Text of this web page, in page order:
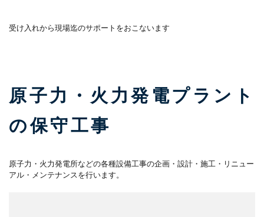
受け入れから現場迄のサポートをおこないます
原子力・火力発電プラント
の保守工事
原子力・火力発電所などの各種設備工事の企画・設計・施工・リニュー
アル・メンテナンスを行います。